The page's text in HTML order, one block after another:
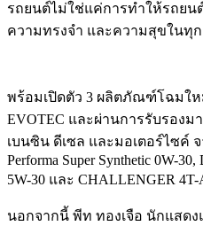
รถยนต์ไม่ใช่แค่การทำให้รถยน
ความทรงจำ และความสุขในทุก
พร้อมเปิดตัว 3 ผลิตภัณฑ์โฉมใ
EVOTEC และผ่านการรับรอง
เบนซิน ดีเซล และมอเตอร์ไซค์ จ
Performa Super Synthetic 0W-
5W-30 และ CHALLENGER 4T-
นอกจากนี้ พีท ทองเจือ นักแสด